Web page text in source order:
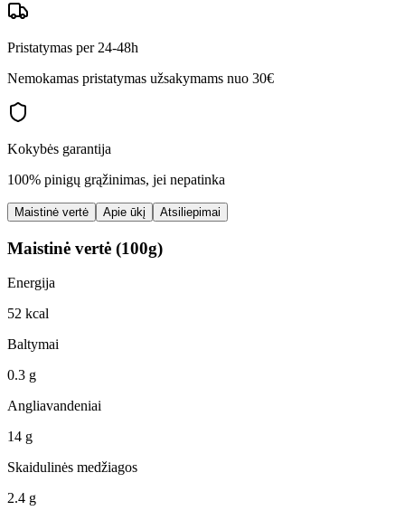
Pristatymas per 24-48h
Nemokamas pristatymas užsakymams nuo 30€
Kokybės garantija
100% pinigų grąžinimas, jei nepatinka
Maistinė vertė Apie ūkį Atsiliepimai
Maistinė vertė (100g)
Energija
52 kcal
Baltymai
0.3 g
Angliavandeniai
14 g
Skaidulinės medžiagos
2.4 g